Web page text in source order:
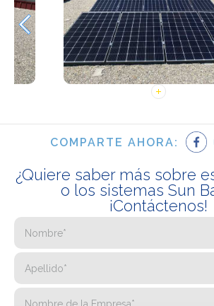
COMPARTE AHORA:
¿Quiere saber más sobre
o los sistemas Sun
¡Contáctenos!